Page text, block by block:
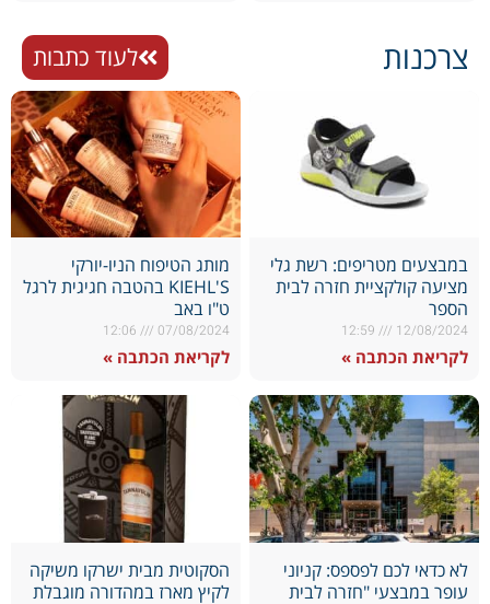
צרכנות לעוד כתבות
במבצעים מטריפים: רשת גלי
מציעה קולקציית חזרה לבית
הספר
12/08/2024
לקריאת הכתבה »
מותג הטיפוח הניו-יורקי
KIEHL'S בהטבה חגיגית לרגל
ט"ו באב
07/08/2024
לקריאת הכתבה »
לא כדאי לכם לפספס: קניוני
עופר במבצעי "חזרה לבית
הסקוטית מבית ישרקו משיקה
לקיץ מארז במהדורה מוגבלת